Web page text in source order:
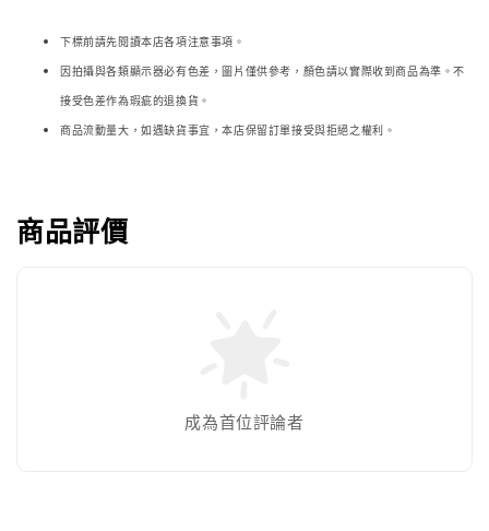
下標前請先閱讀本店各項注意事項。
因拍攝與各類顯示器必有色差，圖片僅供參考，顏色請以實際收到商品為準。不
接受色差作為瑕疵的退換貨。
商品流動量大，如遇缺貨事宜，本店保留訂單接受與拒絕之權利。
商品評價
成為首位評論者